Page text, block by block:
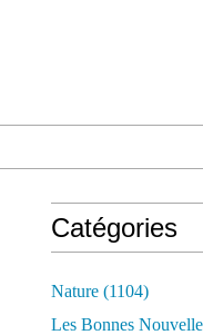
Catégories
Nature (1104)
Les Bonnes